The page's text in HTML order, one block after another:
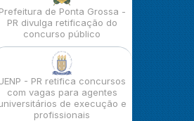
Prefeitura de Ponta Grossa -
PR divulga retificação do
concurso público
- PR retifica concursos
com vagas para agentes
de execução e
profissionais